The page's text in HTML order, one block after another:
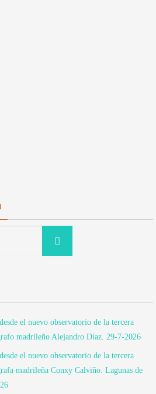
Buscar
el nuevo observatorio de la tercera
madrileño Alejandro Díaz. 29-7-2026
el nuevo observatorio de la tercera
madrileña Conxy Calviño. Lagunas de